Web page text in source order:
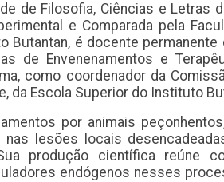
de Filosofia, Ciências e Letras
e Comparada pela
é docente
de Envenenamentos e
como coordenador da
Escola Superior do Instituto
por animais
lesões locais
produção científica reúne
endógenos nesses